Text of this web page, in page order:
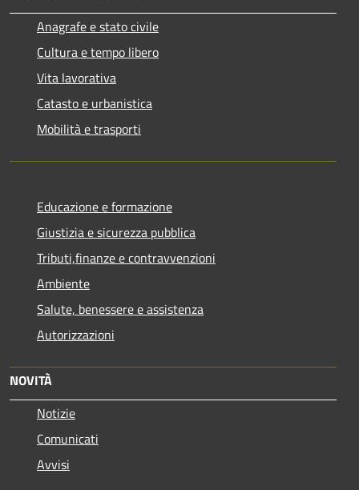
Anagrafe e stato civile
Cultura e tempo libero
Vita lavorativa
Catasto e urbanistica
Mobilità e trasporti
Educazione e formazione
Giustizia e sicurezza pubblica
Tributi,finanze e contravvenzioni
Ambiente
Salute, benessere e assistenza
Autorizzazioni
NOVITÀ
Notizie
Comunicati
Avvisi